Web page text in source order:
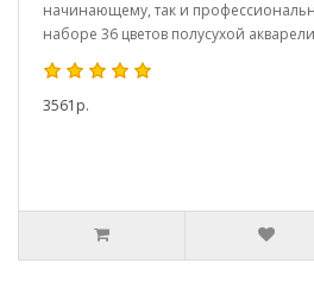
начинающему, так и
наборе 36 цветов полусухой
3561р.